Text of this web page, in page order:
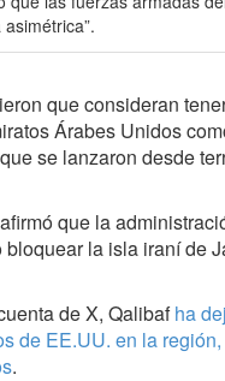
que consideran
Árabes Unidos
se lanzaron desde
que la
la isla iraní de
de X, Qalibafha
de EE.UU. en la región,
.